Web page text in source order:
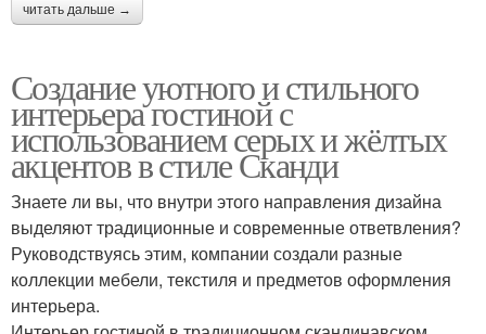
читать дальше →
Создание уютного и стильного
интерьера гостиной с
использованием серых и жёлтых
акцентов в стиле Сканди
Знаете ли вы, что внутри этого направления дизайна
выделяют традиционные и современные ответвления?
Руководствуясь этим, компании создали разные
коллекции мебели, текстиля и предметов оформления
интерьера.